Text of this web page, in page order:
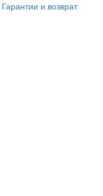
Гарантии и возврат